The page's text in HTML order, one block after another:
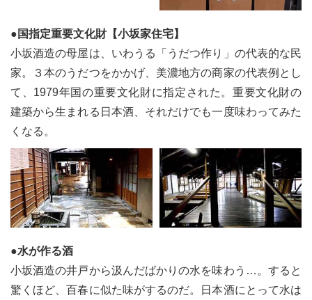
●国指定重要文化財【小坂家住宅】
小坂酒造の母屋は、いわうる「うだつ作り」の代表的な民
家。３本のうだつをかかげ、美濃地方の商家の代表例とし
て、1979年国の重要文化財に指定された。重要文化財の
建築から生まれる日本酒、それだけでも一度味わってみた
くなる。
●水が作る酒
小坂酒造の井戸から汲んだばかりの水を味わう…。すると
驚くほど、百春に似た味がするのだ。日本酒にとって水は